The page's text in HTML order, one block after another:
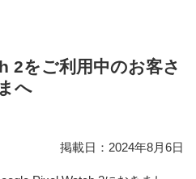
2をご利用中のお客さ
まへ
掲載日：2024年8月6日